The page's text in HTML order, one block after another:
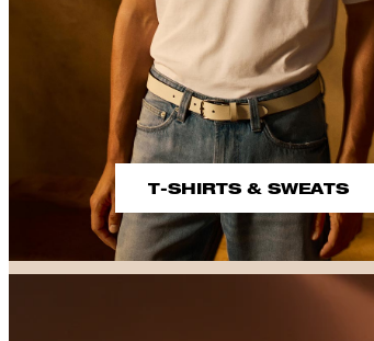
T-SHIRTS & SWEATS